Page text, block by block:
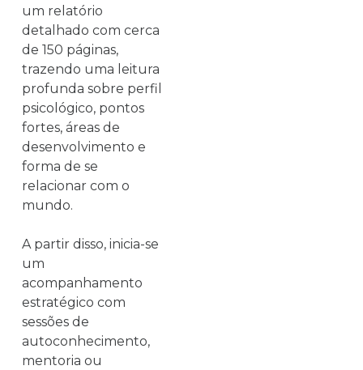
um relatório
detalhado com cerca
de 150 páginas,
trazendo uma leitura
profunda sobre perfil
psicológico, pontos
fortes, áreas de
desenvolvimento e
forma de se
relacionar com o
mundo.
A partir disso, inicia-se
um
acompanhamento
estratégico com
sessões de
autoconhecimento,
mentoria ou